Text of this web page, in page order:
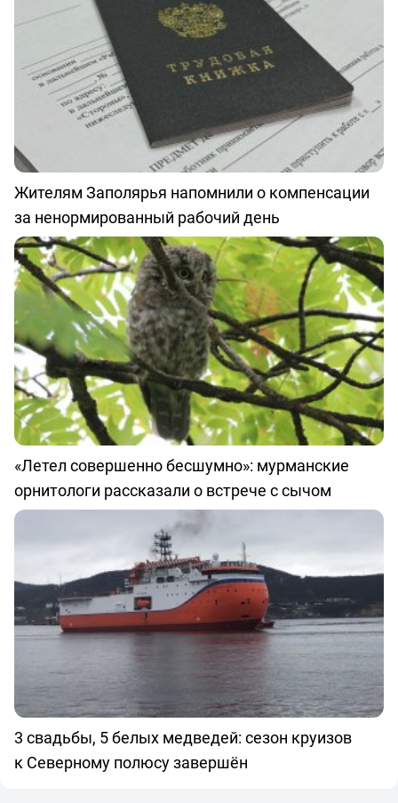
Жителям Заполярья напомнили о компенсации
за ненормированный рабочий день
«Летел совершенно бесшумно»: мурманские
орнитологи рассказали о встрече с сычом
3 свадьбы, 5 белых медведей: сезон круизов
к Северному полюсу завершён